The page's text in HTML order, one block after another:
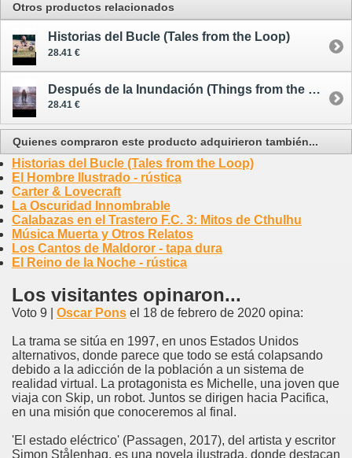
Otros productos relacionados
Historias del Bucle (Tales from the Loop)
28.41 €
Después de la Inundación (Things from the Flood) / Historias del Bucle (Tales from the Loop) 2
28.41 €
Quienes compraron este producto adquirieron también...
Historias del Bucle (Tales from the Loop)
El Hombre Ilustrado - rústica
Carter & Lovecraft
La Oscuridad Innombrable
Calabazas en el Trastero F.C. 3: Mitos de Cthulhu
Música Muerta y Otros Relatos
Los Cantos de Maldoror - tapa dura
El Reino de la Noche - rústica
Los visitantes opinaron...
Voto 9 | Oscar Pons el 18 de febrero de 2020 opina:
La trama se sitúa en 1997, en unos Estados Unidos
alternativos, donde parece que todo se está colapsando
debido a la adicción de la población a un sistema de
realidad virtual. La protagonista es Michelle, una joven que
viaja con Skip, un robot. Juntos se dirigen hacia Pacifica,
en una misión que conoceremos al final.
'El estado eléctrico' (Passagen, 2017), del artista y escritor
Simon Stålenhag, es una novela ilustrada, donde destacan